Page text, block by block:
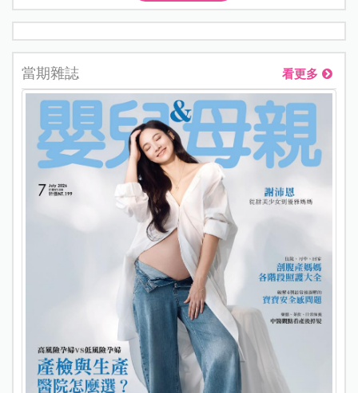
當期雜誌 看更多